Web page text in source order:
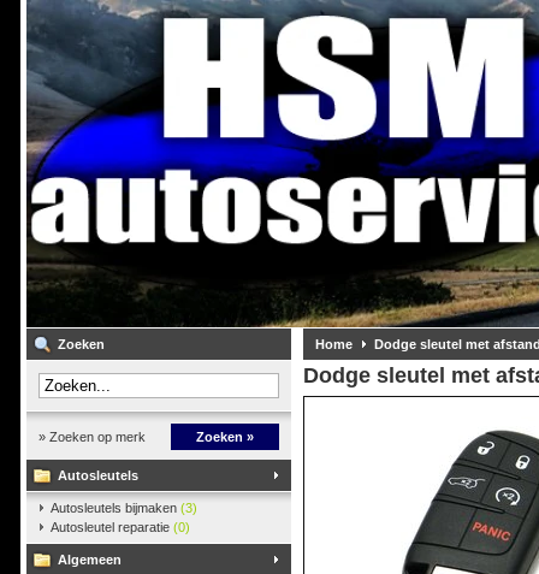
Zoeken
» Zoeken op merk Zoeken »
Autosleutels
Autosleutels bijmaken (3)
Autosleutel reparatie (0)
Algemeen
Home Dodge sleutel met
Dodge sleutel met